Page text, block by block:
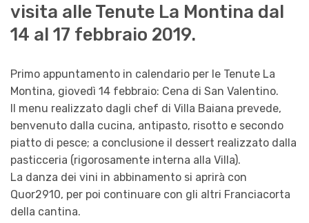
visita alle Tenute La Montina dal
14 al 17 febbraio 2019.
Primo appuntamento in calendario per le Tenute La
Montina, giovedì 14 febbraio: Cena di San Valentino.
Il menu realizzato dagli chef di Villa Baiana prevede,
benvenuto dalla cucina, antipasto, risotto e secondo
piatto di pesce; a conclusione il dessert realizzato dalla
pasticceria (rigorosamente interna alla Villa).
La danza dei vini in abbinamento si aprirà con
Quor2910, per poi continuare con gli altri Franciacorta
della cantina.